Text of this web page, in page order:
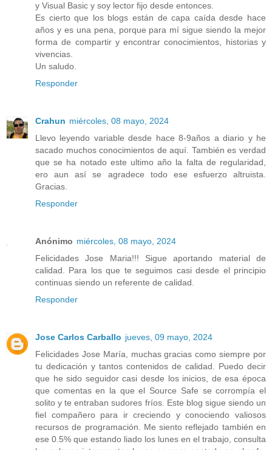
y Visual Basic y soy lector fijo desde entonces.
Es cierto que los blogs están de capa caída desde hace
años y es una pena, porque para mí sigue siendo la mejor
forma de compartir y encontrar conocimientos, historias y
vivencias.
Un saludo.
Responder
Crahun miércoles, 08 mayo, 2024
Llevo leyendo variable desde hace 8-9años a diario y he
sacado muchos conocimientos de aquí. También es verdad
que se ha notado este ultimo año la falta de regularidad,
ero aun así se agradece todo ese esfuerzo altruista.
Gracias.
Responder
Anónimo miércoles, 08 mayo, 2024
Felicidades Jose Maria!!! Sigue aportando material de
calidad. Para los que te seguimos casi desde el principio
continuas siendo un referente de calidad.
Responder
Jose Carlos Carballo jueves, 09 mayo, 2024
Felicidades Jose María, muchas gracias como siempre por
tu dedicación y tantos contenidos de calidad. Puedo decir
que he sido seguidor casi desde los inicios, de esa época
que comentas en la que el Source Safe se corrompía el
solito y te entraban sudores fríos. Este blog sigue siendo un
fiel compañero para ir creciendo y conociendo valiosos
recursos de programación. Me siento reflejado también en
ese 0.5% que estando liado los lunes en el trabajo, consulta